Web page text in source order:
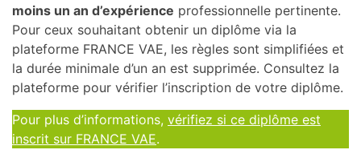
moins un an d’expérience professionnelle pertinente.
Pour ceux souhaitant obtenir un diplôme via la
plateforme FRANCE VAE, les règles sont simplifiées et
la durée minimale d’un an est supprimée. Consultez la
plateforme pour vérifier l’inscription de votre diplôme.
Pour plus d’informations, vérifiez si ce diplôme est
inscrit sur FRANCE VAE.